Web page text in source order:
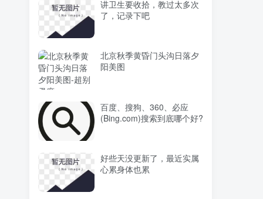
讲卫生要收拾，教过太多次
了，记录下吧
北京秋季黄昏门头沟日落夕
阳美图
百度、搜狗、360、必应
(Bing.com)搜索到底哪个好?
好些天没更新了，最近实属
心累身体也累